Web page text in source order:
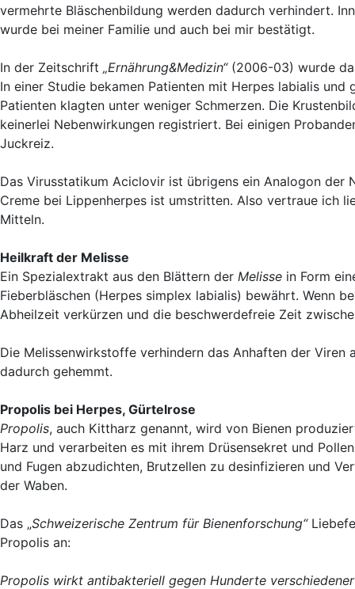
vermehrte Bläschenbildung werden dadurch verhindert.
wurde bei meiner Familie und auch bei mir bestätigt.
In der Zeitschrift „Ernährung&Medizin“(2006-03) wurde
In einer Studie bekamen Patienten mit Herpes labialis
Patienten klagten unter weniger Schmerzen. Die
keinerlei Nebenwirkungen registriert. Bei einigen
Juckreiz.
Das Virusstatikum Aciclovir ist übrigens ein Analogon der
Creme bei Lippenherpes ist umstritten. Also vertraue ich
Mitteln.
Heilkraft der Melisse
Ein Spezialextrakt aus den Blättern der Melisse in Form
Fieberbläschen (Herpes simplex labialis) bewährt. Wenn
Abheilzeit verkürzen und die beschwerdefreie Zeit
Die Melissenwirkstoffe verhindern das Anhaften der
dadurch gehemmt.
Propolis bei Herpes, Gürtelrose
Propolis, auch Kittharz genannt, wird von Bienen
Harz und verarbeiten es mit ihrem Drüsensekret und
und Fugen abzudichten, Brutzellen zu desinfizieren und
der Waben.
Das „Schweizerische Zentrum für Bienenforschung“
Propolis an:
Propolis wirkt antibakteriell gegen Hunderte